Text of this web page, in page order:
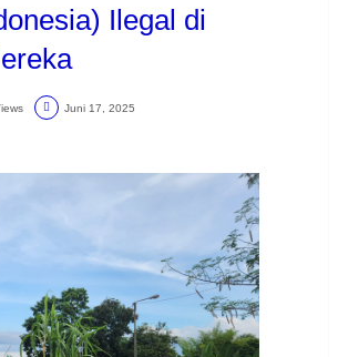
Ilegal di
Juni 17, 2025